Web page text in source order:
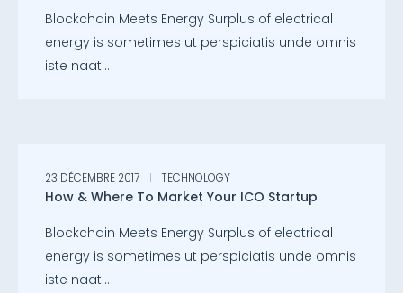
Blockchain Meets Energy Surplus of electrical
energy is sometimes ut perspiciatis unde omnis
iste naat...
23 DÉCEMBRE 2017 TECHNOLOGY
How & Where To Market Your ICO Startup
Blockchain Meets Energy Surplus of electrical
energy is sometimes ut perspiciatis unde omnis
iste naat...